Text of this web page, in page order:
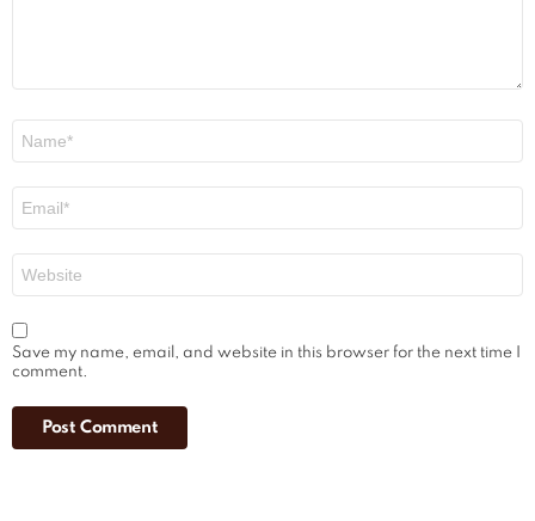
Save my name, email, and website in this browser for the next time I
comment.